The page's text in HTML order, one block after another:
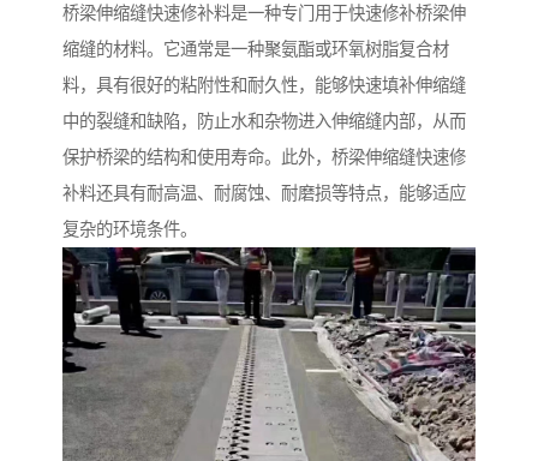
桥梁伸缩缝快速修补料是一种专门用于快速修补桥梁伸
缩缝的材料。它通常是一种聚氨酯或环氧树脂复合材
料，具有很好的粘附性和耐久性，能够快速填补伸缩缝
中的裂缝和缺陷，防止水和杂物进入伸缩缝内部，从而
保护桥梁的结构和使用寿命。此外，桥梁伸缩缝快速修
补料还具有耐高温、耐腐蚀、耐磨损等特点，能够适应
复杂的环境条件。